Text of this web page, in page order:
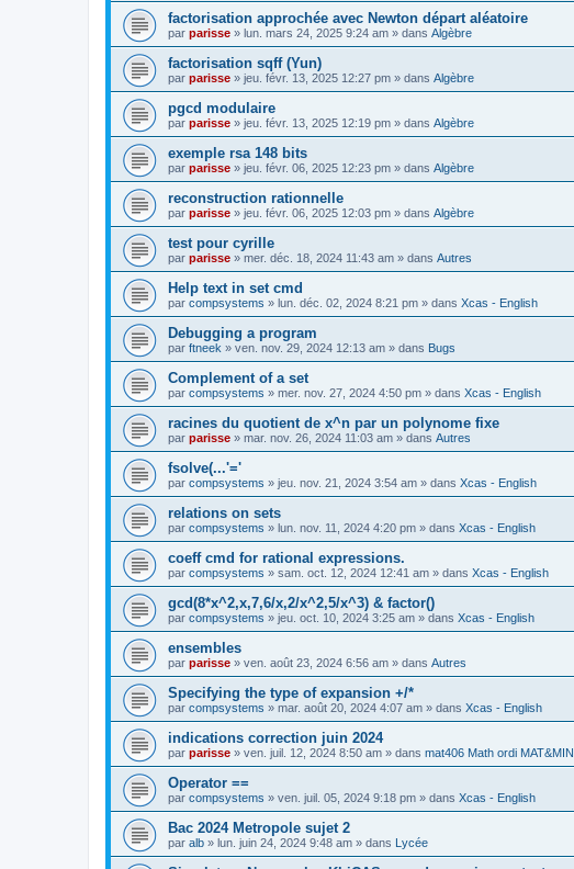
factorisation approchée avec Newton départ aléatoire
par parisse » lun. mars 24, 2025 9:24 am » dans Algèbre
factorisation sqff (Yun)
par parisse » jeu. févr. 13, 2025 12:27 pm » dans Algèbre
pgcd modulaire
par parisse » jeu. févr. 13, 2025 12:19 pm » dans Algèbre
exemple rsa 148 bits
par parisse » jeu. févr. 06, 2025 12:23 pm » dans Algèbre
reconstruction rationnelle
par parisse » jeu. févr. 06, 2025 12:03 pm » dans Algèbre
test pour cyrille
par parisse » mer. déc. 18, 2024 11:43 am » dans Autres
Help text in set cmd
par compsystems » lun. déc. 02, 2024 8:21 pm » dans Xcas - English
Debugging a program
par ftneek » ven. nov. 29, 2024 12:13 am » dans Bugs
Complement of a set
par compsystems » mer. nov. 27, 2024 4:50 pm » dans Xcas - English
racines du quotient de x^n par un polynome fixe
par parisse » mar. nov. 26, 2024 11:03 am » dans Autres
fsolve(...'='
par compsystems » jeu. nov. 21, 2024 3:54 am » dans Xcas - English
relations on sets
par compsystems » lun. nov. 11, 2024 4:20 pm » dans Xcas - English
coeff cmd for rational expressions.
par compsystems » sam. oct. 12, 2024 12:41 am » dans Xcas - English
gcd(8*x^2,x,7,6/x,2/x^2,5/x^3) & factor()
par compsystems » jeu. oct. 10, 2024 3:25 am » dans Xcas - English
ensembles
par parisse » ven. août 23, 2024 6:56 am » dans Autres
Specifying the type of expansion +/*
par compsystems » mar. août 20, 2024 4:07 am » dans Xcas - English
indications correction juin 2024
par parisse » ven. juil. 12, 2024 8:50 am » dans mat406 Math ordi MAT&MIN
Operator ==
par compsystems » ven. juil. 05, 2024 9:18 pm » dans Xcas - English
Bac 2024 Metropole sujet 2
par alb » lun. juin 24, 2024 9:48 am » dans Lycée